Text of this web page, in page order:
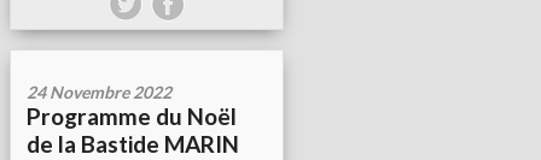
24 Novembre 2022
Programme du Noël
de la Bastide MARIN